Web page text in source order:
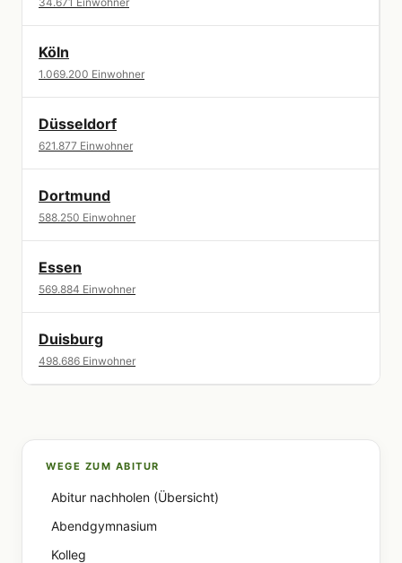
Köln
1.069.200 Einwohner
Düsseldorf
621.877 Einwohner
Dortmund
588.250 Einwohner
Essen
569.884 Einwohner
Duisburg
498.686 Einwohner
WEGE ZUM ABITUR
Abitur nachholen (Übersicht)
Abendgymnasium
Kolleg